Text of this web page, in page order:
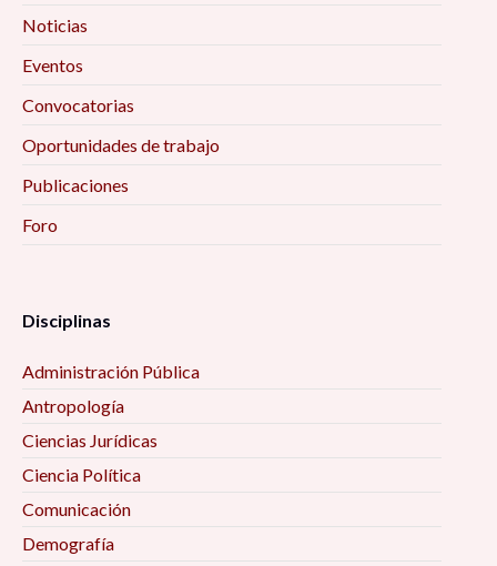
Las respuestas de la gente a la epidemia de
1891-1893 en San Luis Potosí, 10:00 am
Oaxaca en transición: cambio de gobierno y 4T,
10:00 am
10:00 am
Territorio, Vida y Hikuri: aproximación
multidimensional a partir del estudio de caso de
un megaproyecto avícola en Wirikuta, 11:00 am
Encuentro Interinstitucional sobre Estudios
Noticias
Eventos
Convocatorias
Oportunidades de trabajo
Publicaciones
Foro
Disciplinas
Administración Pública
Antropología
Ciencias Jurídicas
Ciencia Política
Comunicación
Demografía